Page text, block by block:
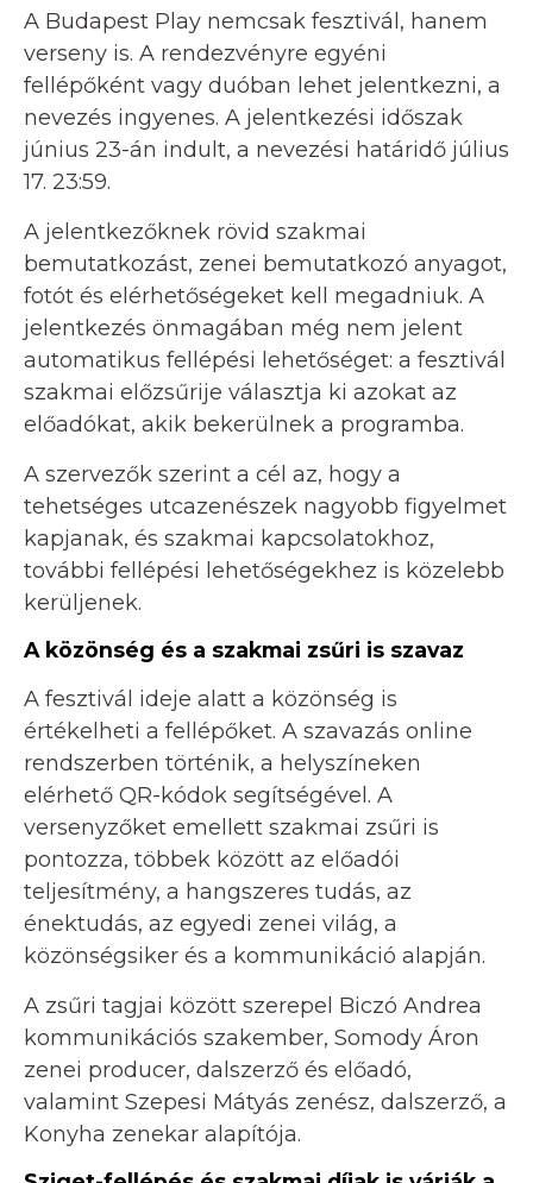
A Budapest Play nemcsak fesztivál, hanem
verseny is. A rendezvényre egyéni
fellépőként vagy duóban lehet jelentkezni, a
nevezés ingyenes. A jelentkezési időszak
június 23-án indult, a nevezési határidő július
17. 23:59.
A jelentkezőknek rövid szakmai
bemutatkozást, zenei bemutatkozó anyagot,
fotót és elérhetőségeket kell megadniuk. A
jelentkezés önmagában még nem jelent
automatikus fellépési lehetőséget: a fesztivál
szakmai előzsűrije választja ki azokat az
előadókat, akik bekerülnek a programba.
A szervezők szerint a cél az, hogy a
tehetséges utcazenészek nagyobb figyelmet
kapjanak, és szakmai kapcsolatokhoz,
további fellépési lehetőségekhez is közelebb
kerüljenek.
A közönség és a szakmai zsűri is szavaz
A fesztivál ideje alatt a közönség is
értékelheti a fellépőket. A szavazás online
rendszerben történik, a helyszíneken
elérhető QR-kódok segítségével. A
versenyzőket emellett szakmai zsűri is
pontozza, többek között az előadói
teljesítmény, a hangszeres tudás, az
énektudás, az egyedi zenei világ, a
közönségsiker és a kommunikáció alapján.
A zsűri tagjai között szerepel Biczó Andrea
kommunikációs szakember, Somody Áron
zenei producer, dalszerző és előadó,
valamint Szepesi Mátyás zenész, dalszerző, a
Konyha zenekar alapítója.